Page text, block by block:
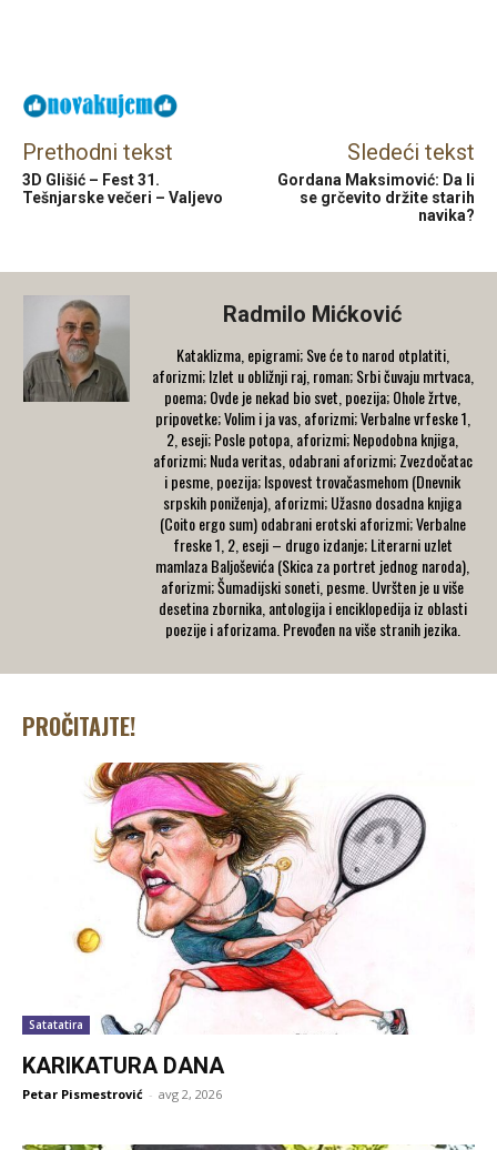
Prethodni tekst
3D Glišić – Fest 31.
Tešnjarske večeri – Valjevo
Sledeći tekst
Gordana Maksimović: Da li
se grčevito držite starih
navika?
Radmilo Mićković
Kataklizma, epigrami; Sve će to narod otplatiti,
aforizmi; Izlet u obližnji raj, roman; Srbi čuvaju mrtvaca,
poema; Ovde je nekad bio svet, poezija; Ohole žrtve,
pripovetke; Volim i ja vas, aforizmi; Verbalne vrfeske 1,
2, eseji; Posle potopa, aforizmi; Nepodobna knjiga,
aforizmi; Nuda veritas, odabrani aforizmi; Zvezdočatac
i pesme, poezija; Ispovest trovačasmehom (Dnevnik
srpskih poniženja), aforizmi; Užasno dosadna knjiga
(Coito ergo sum) odabrani erotski aforizmi; Verbalne
freske 1, 2, eseji – drugo izdanje; Literarni uzlet
mamlaza Baljoševića (Skica za portret jednog naroda),
aforizmi; Šumadijski soneti, pesme. Uvršten je u više
desetina zbornika, antologija i enciklopedija iz oblasti
poezije i aforizama. Prevođen na više stranih jezika.
PROČITAJTE!
Satatatira
KARIKATURA DANA
Petar Pismestrović - avg 2, 2026